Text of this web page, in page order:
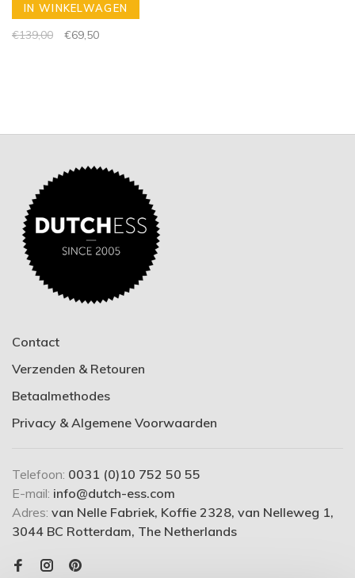
IN WINKELWAGEN
€139,00 €69,50
Contact
Verzenden & Retouren
Betaalmethodes
Privacy & Algemene Voorwaarden
Telefoon: 0031 (0)10 752 50 55
E-mail: info@dutch-ess.com
Adres: van Nelle Fabriek, Koffie 2328, van Nelleweg 1,
3044 BC Rotterdam, The Netherlands